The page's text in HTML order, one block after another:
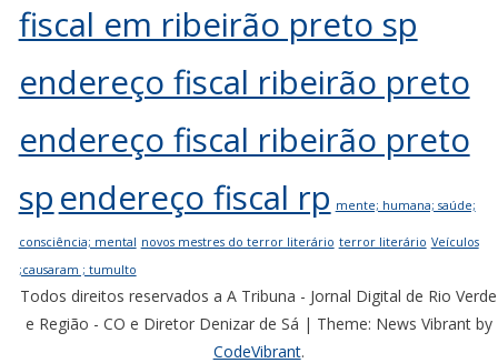
fiscal em ribeirão preto sp
endereço fiscal ribeirão preto
endereço fiscal ribeirão preto
sp endereço fiscal rp mente; humana; saúde;
consciência; mental novos mestres do terror literário terror literário Veículos
;causaram ; tumulto
Todos direitos reservados a A Tribuna - Jornal Digital de Rio Verde
e Região - CO e Diretor Denizar de Sá | Theme: News Vibrant by
CodeVibrant.